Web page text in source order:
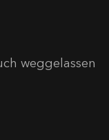
weggelassen